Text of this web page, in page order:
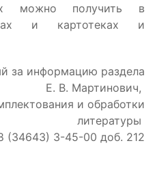
можно получить в
и картотеках и
за информацию раздела
Е. В. Мартинович,
и обработки
литературы
(34643) 3-45-00 доб. 212